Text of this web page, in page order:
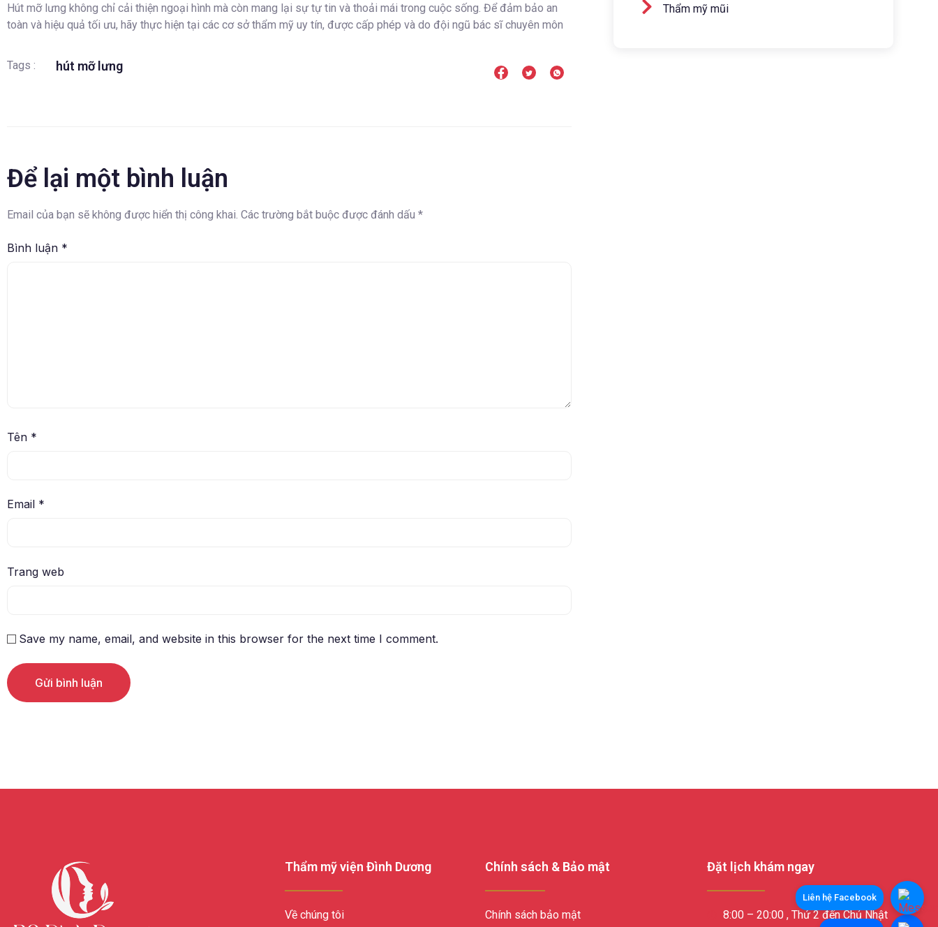
Hút mỡ lưng không chỉ cải thiện ngoại hình mà còn mang lại sự tự tin và thoải mái trong cuộc sống. Để đảm bảo an
toàn và hiệu quả tối ưu, hãy thực hiện tại các cơ sở thẩm mỹ uy tín, được cấp phép và do đội ngũ bác sĩ chuyên môn
Tags : hút mỡ lưng
Để lại một bình luận
Email của bạn sẽ không được hiển thị công khai. Các trường bắt buộc được đánh dấu *
Bình luận *
Tên *
Email *
Trang web
Save my name, email, and website in this browser for the next time I comment.
Thẩm mỹ mũi
Thẩm mỹ viện Đình Dương
Về chúng tôi
Chính sách & Bảo mật
Chính sách bảo mật
Đặt lịch khám ngay
8:00 – 20:00 , Thứ 2 đến Chủ Nhật